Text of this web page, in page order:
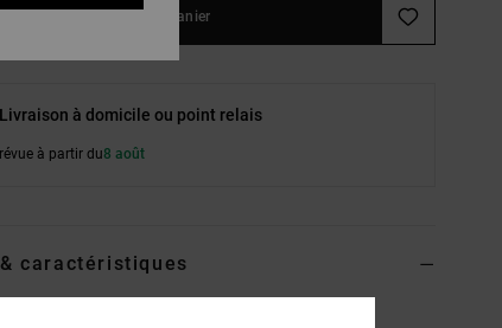
Ajouter au panier
Livraison à domicile ou point relais
à partir du8 août
caractéristiques